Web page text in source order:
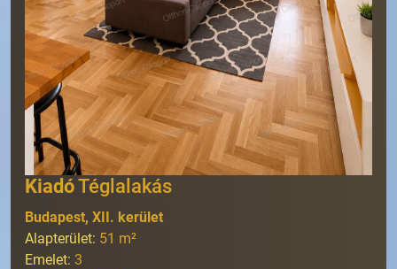
KiadóTéglalakás
Budapest, XII. kerület
Alapterület: 51 m²
Emelet: 3